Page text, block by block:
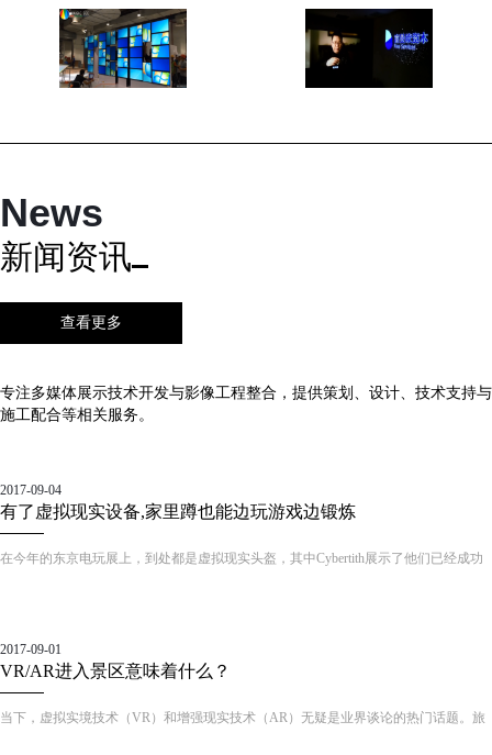
News
新闻资讯
查看更多
专注多媒体展示技术开发与影像工程整合，提供策划、设计、技术支持与
施工配合等相关服务。
2017-09-04
有了虚拟现实设备,家里蹲也能边玩游戏边锻炼
在今年的东京电玩展上，到处都是虚拟现实头盔，其中Cybertith展示了他们已经成功
才能在上面体验奔跑。
2017-09-01
VR/AR进入景区意味着什么？
当下，虚拟实境技术（VR）和增强现实技术（AR）无疑是业界谈论的热门话题。旅